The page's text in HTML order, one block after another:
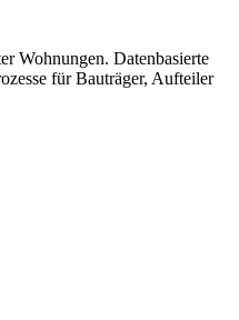
Wohnungen. Datenbasierte
für Bauträger, Aufteiler